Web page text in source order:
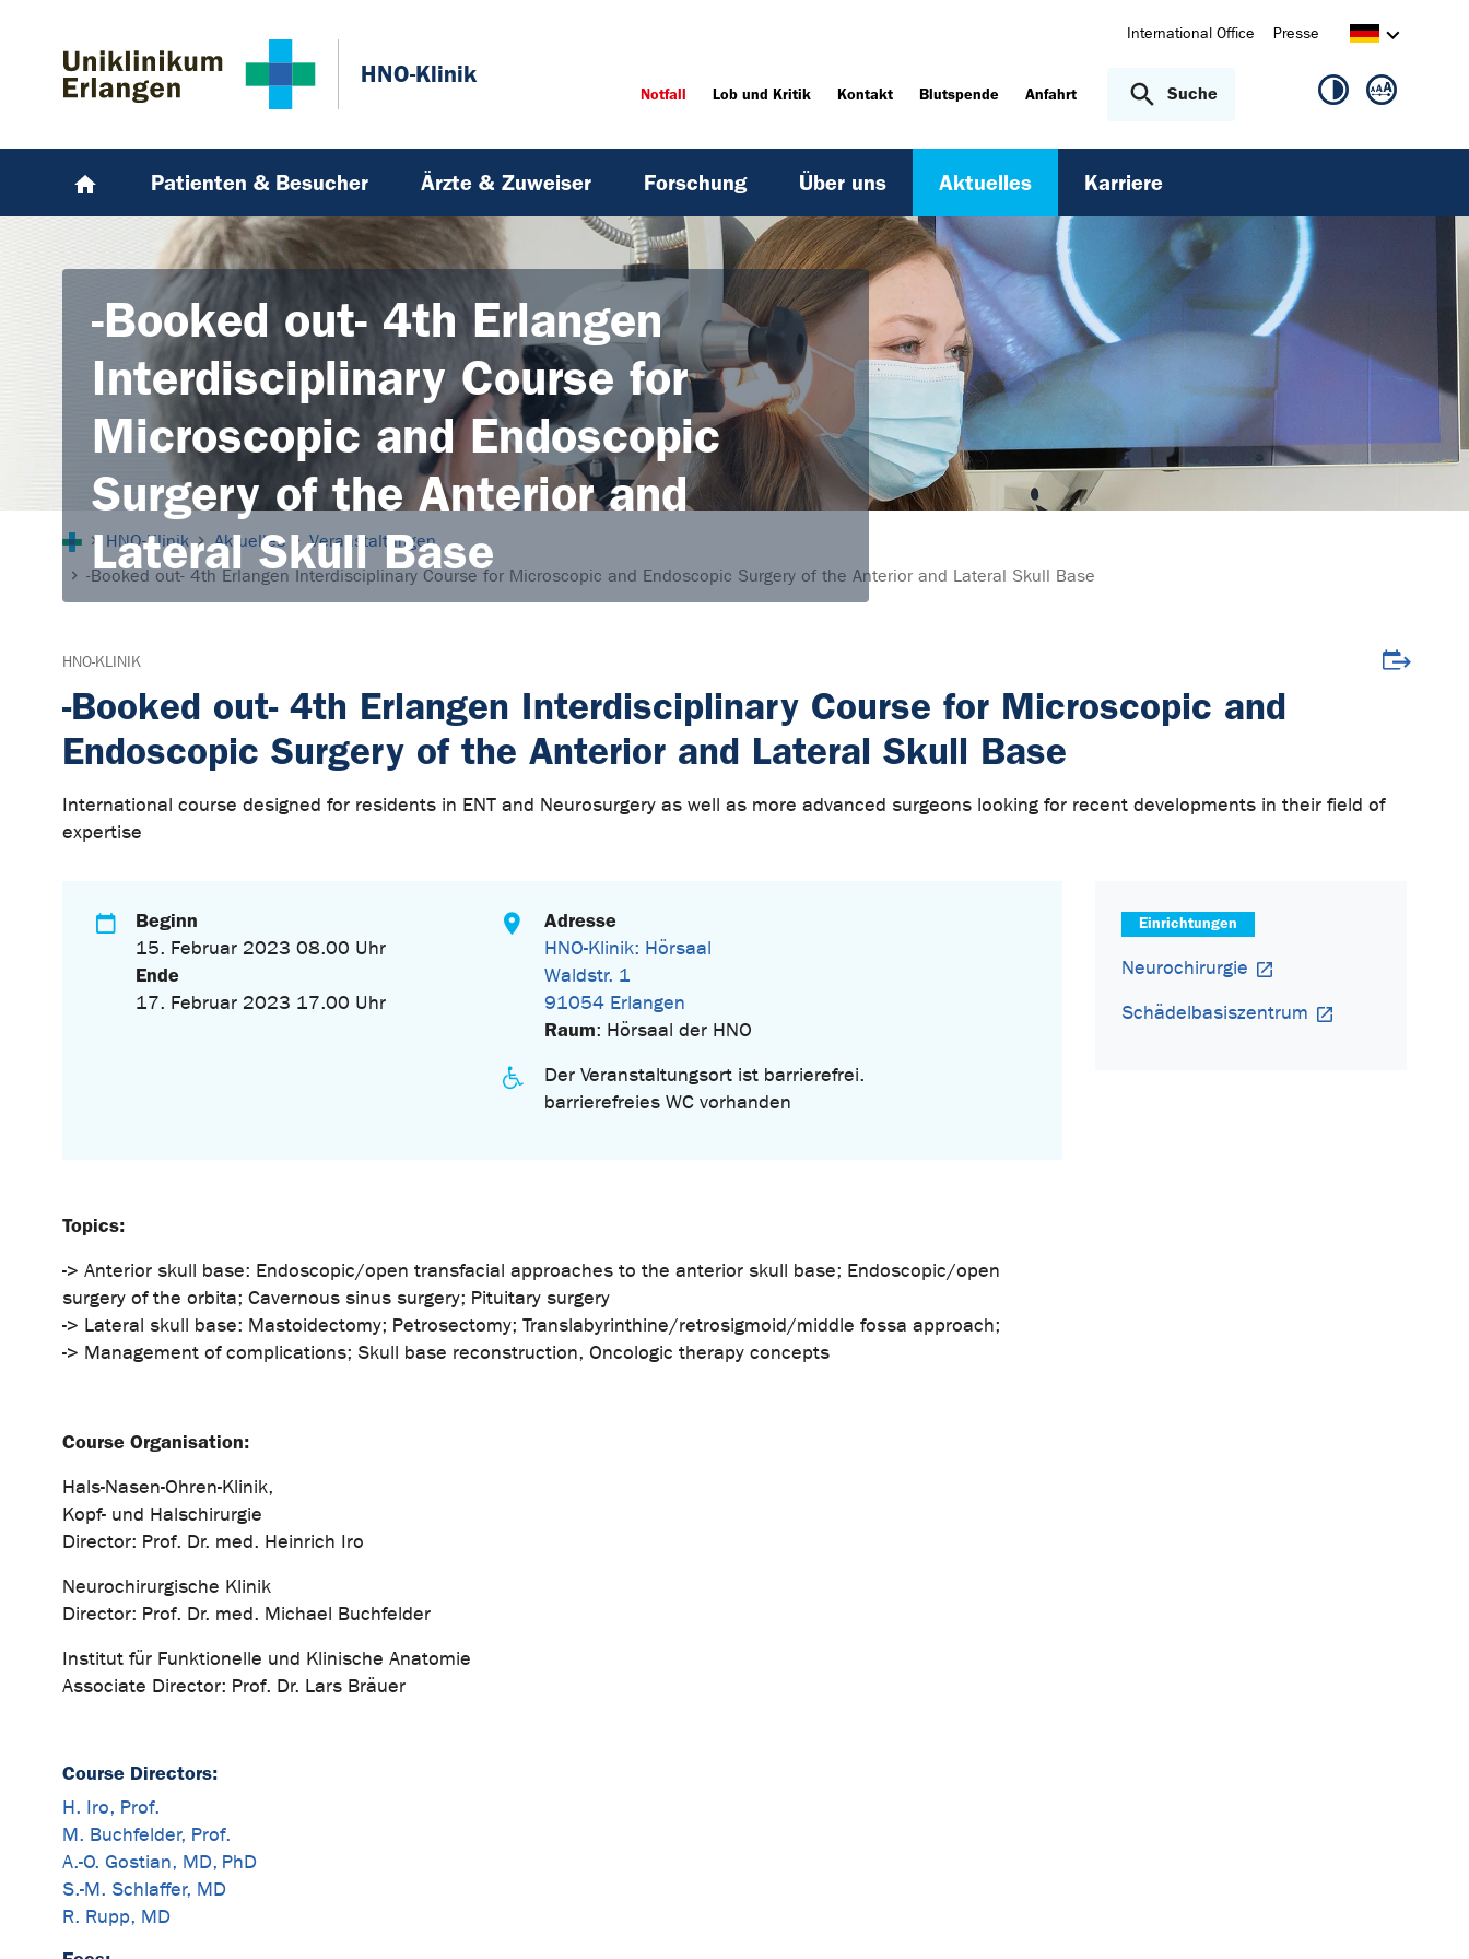
HNO-Klinik
International Office Presse
Notfall Lob und Kritik Kontakt Blutspende Anfahrt Suche
Patienten & Besucher Ärzte & Zuweiser Forschung Über uns Aktuelles Karriere
-Booked out- 4th Erlangen
Interdisciplinary Course for
Microscopic and Endoscopic
Surgery of the Anterior and
Lateral Skull Base
Sie sind hier:
HNO-Klinik Aktuelles
Veranstaltungen
-Booked out- 4th Erlangen Interdisciplinary Course for Microscopic and Endoscopic Surgery of the Anterior and Lateral Skull Base
HNO-KLINIK
-Booked out- 4th Erlangen Interdisciplinary Course for Microscopic and
Endoscopic Surgery of the Anterior and Lateral Skull Base
International course designed for residents in ENT and Neurosurgery as well as more advanced surgeons looking for recent developments in their field of
expertise
Beginn
15. Februar 2023 08.00 Uhr
Ende
17. Februar 2023 17.00 Uhr
Adresse
HNO-Klinik: Hörsaal
Waldstr. 1
91054 Erlangen
Raum: Hörsaal der HNO
Der Veranstaltungsort ist barrierefrei.
barrierefreies WC vorhanden
Topics:
-> Anterior skull base: Endoscopic/open transfacial approaches to the anterior skull base; Endoscopic/open
surgery of the orbita; Cavernous sinus surgery; Pituitary surgery
-> Lateral skull base: Mastoidectomy; Petrosectomy; Translabyrinthine/retrosigmoid/middle fossa approach;
-> Management of complications; Skull base reconstruction, Oncologic therapy concepts
Course Organisation:
Hals-Nasen-Ohren-Klinik,
Kopf- und Halschirurgie
Director: Prof. Dr. med. Heinrich Iro
Neurochirurgische Klinik
Director: Prof. Dr. med. Michael Buchfelder
Institut für Funktionelle und Klinische Anatomie
Associate Director: Prof. Dr. Lars Bräuer
Course Directors:
H. Iro, Prof.
M. Buchfelder, Prof.
A.-O. Gostian, MD, PhD
S.-M. Schlaffer, MD
R. Rupp, MD
Einrichtungen
Neurochirurgie
Schädelbasiszentrum